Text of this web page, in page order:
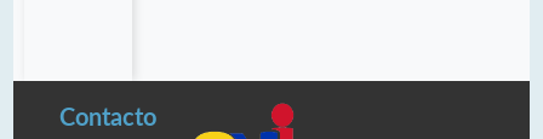
Contacto